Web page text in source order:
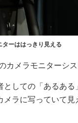
ーははっきり見える
カメラモニターシ
しての「あるある
ラに写っていて